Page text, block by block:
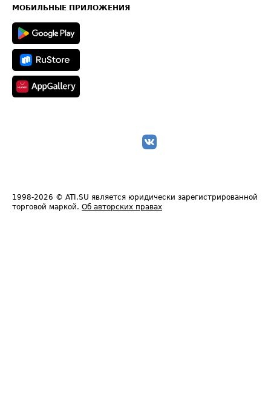
Техническая информация
МОБИЛЬНЫЕ ПРИЛОЖЕНИЯ
1998-2026 © ATI.SU является юридически зарегистрированной
торговой маркой. Об авторских правах